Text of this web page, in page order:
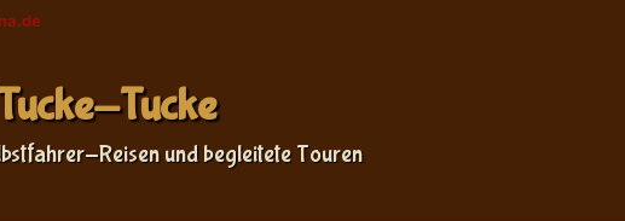
Tucke
Reisen und begleitete Touren